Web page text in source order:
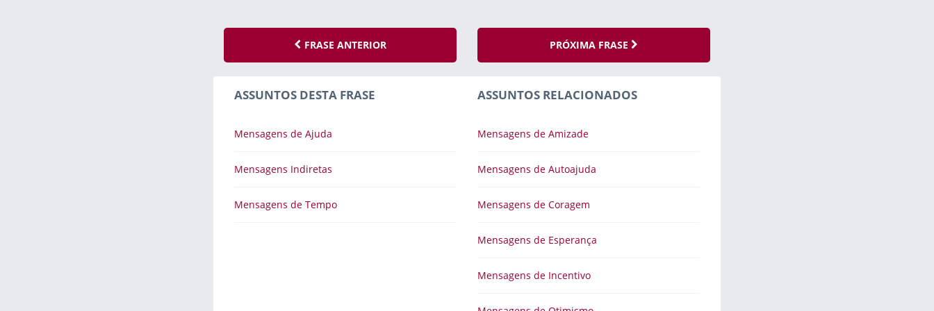
FRASE ANTERIOR PRÓXIMA FRASE
ASSUNTOS DESTA FRASE
Mensagens de Ajuda
Mensagens Indiretas
Mensagens de Tempo
ASSUNTOS RELACIONADOS
Mensagens de Amizade
Mensagens de Autoajuda
Mensagens de Coragem
Mensagens de Esperança
Mensagens de Incentivo